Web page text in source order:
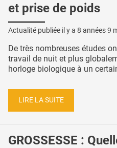
et prise de poids
Actualité publiée il y a 8 années 9
De très nombreuses études
travail de nuit et plus
horloge biologique à un
LIRE LA SUITE
GROSSESSE :